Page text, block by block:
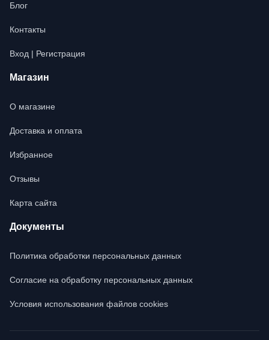
Блог
Контакты
Вход | Регистрация
Магазин
О магазине
Доставка и оплата
Избранное
Отзывы
Карта сайта
Документы
Политика обработки персональных данных
Согласие на обработку персональных данных
Условия использования файлов cookies